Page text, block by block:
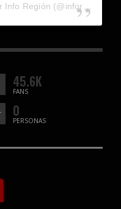
45.6K
FANS
0
PERSONAS